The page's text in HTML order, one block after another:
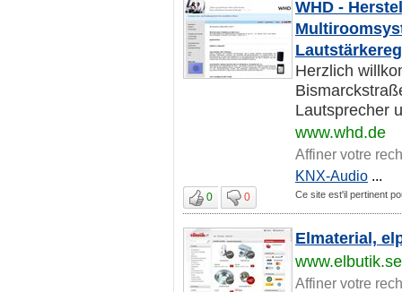
WHD -
Herzlich
Lautsprecher
www.whd.de
Affiner votre
KNX-Audio ...
0 0 Ce site est'il pertinent
Elmaterial,
www.elbutik.se
Affiner votre